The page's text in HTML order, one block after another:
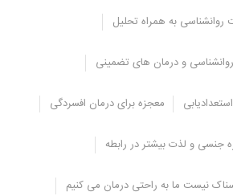
به همراه تحلیل
و درمان های تضمینی
معجزه برای درمان افسردگی
جنسی و لذت بیشتر در رابطه
نیست ما به راحتی درمان می کنیم
مایعات مانند آب، چای، و … را برای افزایش
کودک بعد از استفاده از مایعات نباید تخلیه
فاصله تمرینی افزایش یابد.
گازدار و مواد غذایی استفاده کند.
و حساس سازی، با تشویق و تقویت این آموزش
توالت و حمام برای کاهش استرس کودکان که